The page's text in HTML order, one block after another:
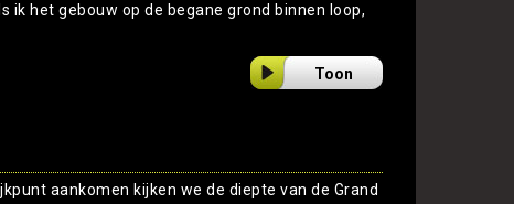
ik het gebouw op de begane grond binnen loop,
Toon
aankomen kijken we de diepte van de Grand